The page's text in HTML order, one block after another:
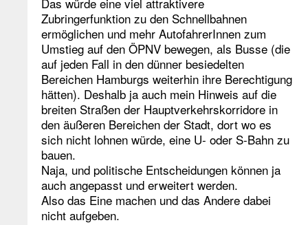
Zubringerfunktion zu den Schnellbahnen
ermöglichen und mehr AutofahrerInnen zum
Umstieg auf den ÖPNV bewegen, als Busse (die
auf jeden Fall in den dünner besiedelten
Bereichen Hamburgs weiterhin ihre Berechtigung
hätten). Deshalb ja auch mein Hinweis auf die
breiten Straßen der Hauptverkehrskorridore in
den äußeren Bereichen der Stadt, dort wo es
sich nicht lohnen würde, eine U- oder S-Bahn zu
bauen.
Naja, und politische Entscheidungen können ja
auch angepasst und erweitert werden.
Also das Eine machen und das Andere dabei
nicht aufgeben.